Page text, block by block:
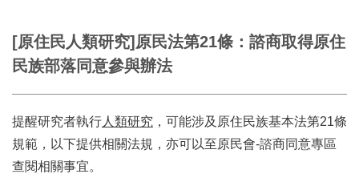
[原住民人類研究]原民法第21條：諮商取得原住
民族部落同意參與辦法
提醒研究者執行 人類研究 ，可能涉及原住民族基本法第21條
規範，以下提供相關法規，亦可以至原民會-諮商同意專區
查閱相關事宜。